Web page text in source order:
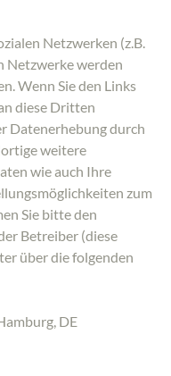
Netzwerken (z.B.
Netzwerke werden
Wenn Sie den Links
diese Dritten
Datenerhebung durch
weitere
wie auch Ihre
zum
Sie bitte den
Betreiber (diese
über die folgenden
DE